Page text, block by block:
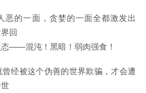
的一面，贪婪的一面全都激发出
回
——混沌！黑暗！弱肉强食！
经被这个伪善的世界欺骗，才会遭